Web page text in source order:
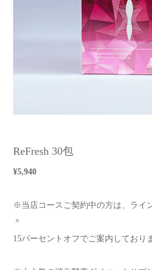
ReFresh 30包
¥5,940
※当店コースご契約中の方は、ライ
＾
15パーセントオフでご案内しており